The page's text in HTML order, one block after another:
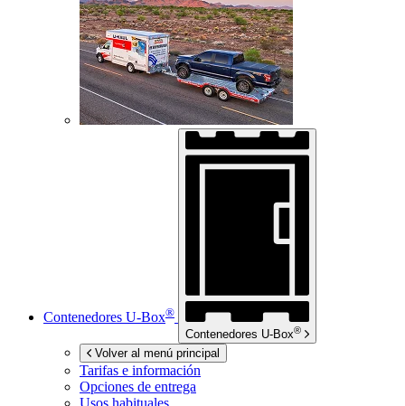
Contenedores U-Box®
Contenedores U-Box®
Volver al menú principal
Tarifas e información
Opciones de entrega
Usos habituales